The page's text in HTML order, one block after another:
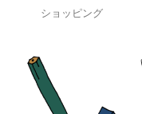
ショッピング